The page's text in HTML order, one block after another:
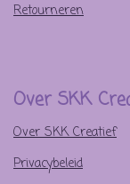
Retourneren
Over SKK
Over SKK Creatief
Privacybeleid